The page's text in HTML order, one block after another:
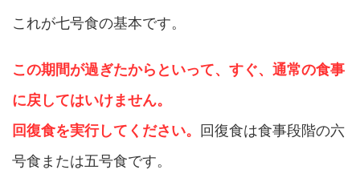
これが七号食の基本です。
この期間が過ぎたからといって、すぐ、通常の食事
に戻してはいけません。
回復食を実行してください。 回復食は食事段階の六
号食または五号食です。